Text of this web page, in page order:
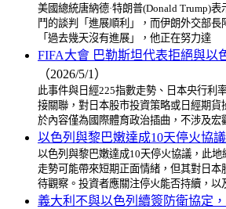
美國總統唐納德·特朗普(Donald Trump)
鬥的談判「進展順利」，而伊朗外交部長
「過去幾天沒有進展」，他正在努力達
FIFA大會 巴勒斯坦代表拒絕與以
（2026/5/1）
此事件與日經225指數走勢、日本央行利
接關聯，對日本股市投資策略或日經期貨
於內容僅為國際體育政治插曲，不涉及宏
以色列與黎巴嫩達成10天停火協議
以色列與黎巴嫩達成10天停火協議，此
走勢可能帶來短期正面情緒，但其對日本
待觀察。投資者應關注停火能否持續，以
義大利不與以色列續簽防衛協定